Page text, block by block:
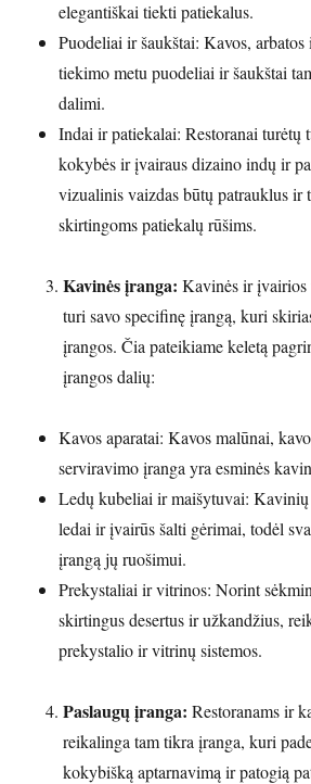
elegantiškai tiekti patiekalus.
Puodeliai ir šaukštai: Kavos,
tiekimo metu puodeliai ir šaukštai
dalimi.
Indai ir patiekalai: Restoranai turėtų
kokybės ir įvairaus dizaino indų ir
vizualinis vaizdas būtų patrauklus ir
skirtingoms patiekalų rūšims.
Kavinės įranga: Kavinės ir įvairios
turi savo specifinę įrangą, kuri
įrangos. Čia pateikiame keletą
įrangos dalių:
Kavos aparatai: Kavos malūnai,
serviravimo įranga yra esminės
Ledų kubeliai ir maišytuvai: Kavinių
ledai ir įvairūs šalti gėrimai, todėl
įrangą jų ruošimui.
Prekystaliai ir vitrinos: Norint
skirtingus desertus ir užkandžius,
prekystalio ir vitrinų sistemos.
Paslaugų įranga: Restoranams ir
reikalinga tam tikra įranga, kuri
kokybišką aptarnavimą ir patogią